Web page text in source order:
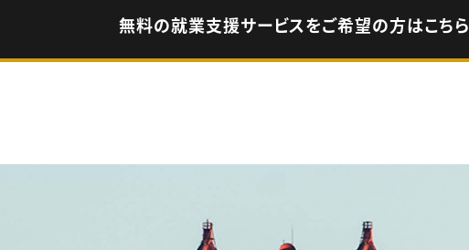
無料の就業支援サービスをご希望の方はこちら